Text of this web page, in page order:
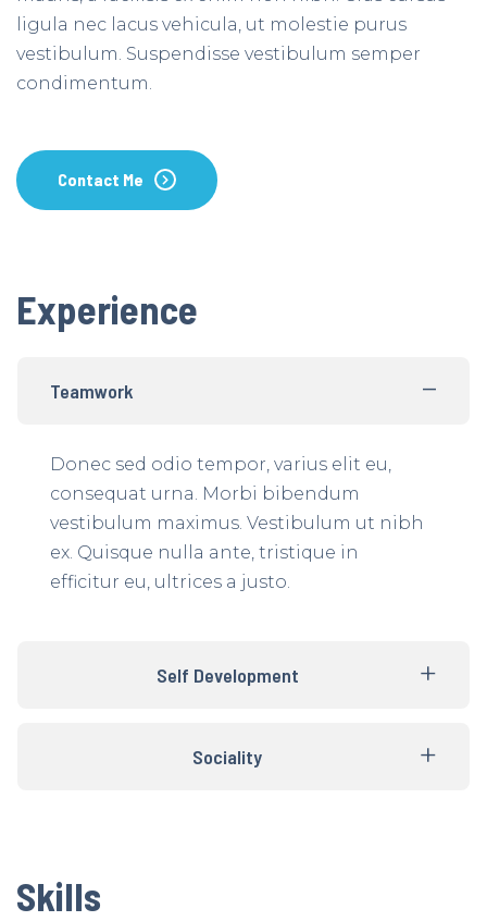
ligula nec lacus vehicula, ut molestie purus
vestibulum. Suspendisse vestibulum semper
condimentum.
Contact Me
Experience
Teamwork
Donec sed odio tempor, varius elit eu,
consequat urna. Morbi bibendum
vestibulum maximus. Vestibulum ut nibh
ex. Quisque nulla ante, tristique in
efficitur eu, ultrices a justo.
Self Development
Sociality
Skills